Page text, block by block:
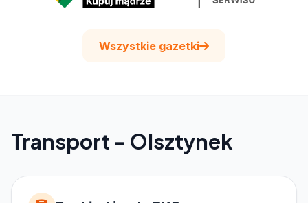
Wszystkie gazetki
Transport - Olsztynek